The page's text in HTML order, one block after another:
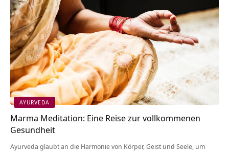
AYURVEDA
Marma Meditation: Eine Reise zur vollkommenen
Gesundheit
Ayurveda glaubt an die Harmonie von Körper, Geist und Seele, um